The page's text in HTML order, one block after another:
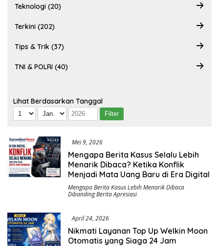
Teknologi (20)
Terkini (202)
Tips & Trik (37)
TNI & POLRI (40)
Lihat Berdasarkan Tanggal
Mei 9, 2026
Mengapa Berita Kasus Selalu Lebih
Menarik Dibaca? Ketika Konflik
Menjadi Mata Uang Baru di Era Digital
Mengapa Berita Kasus Lebih Menarik Dibaca
Dibanding Berita Apresiasi
April 24, 2026
Nikmati Layanan Top Up Welkin Moon
Otomatis yang Siaga 24 Jam